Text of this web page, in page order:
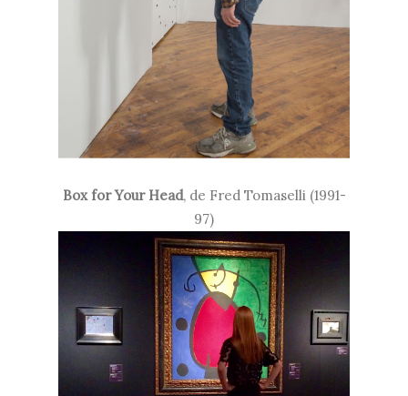
Box for Your Head, de Fred Tomaselli (1991-
97)